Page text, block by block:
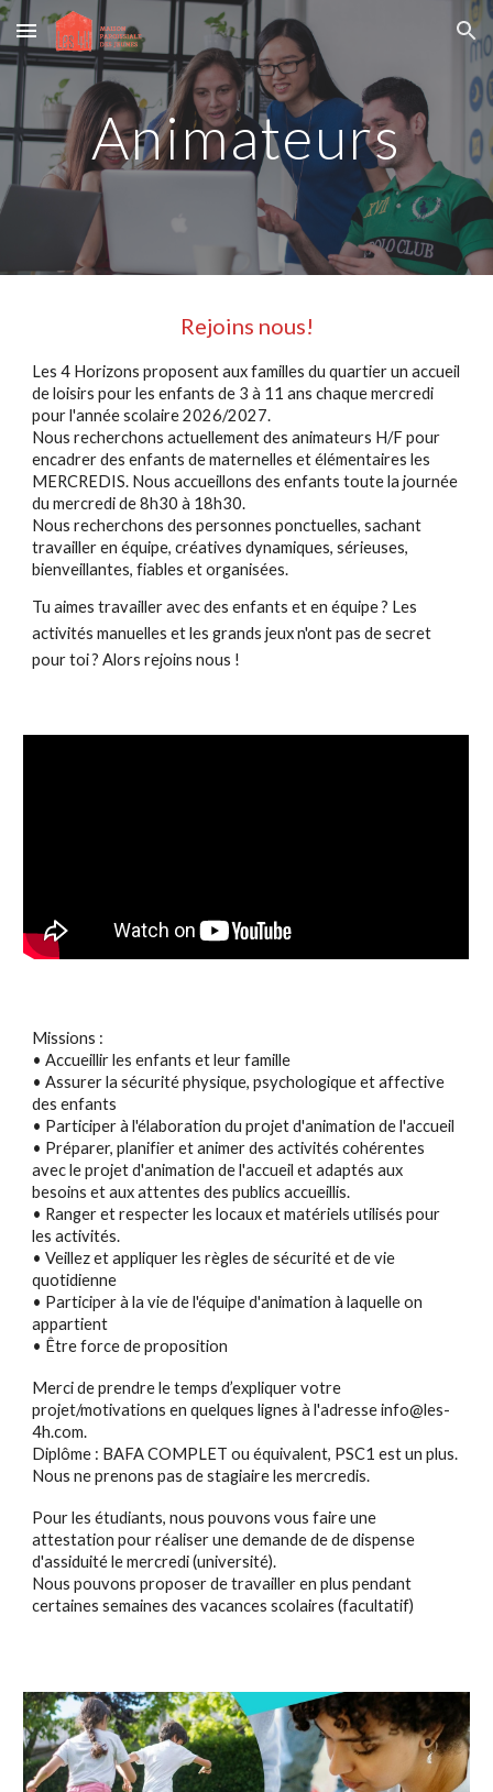
Skip to main content Skip to navigation
Animateurs
Rejoins nous!
Les 4 Horizons proposent aux familles du quartier un accueil
de loisirs pour les enfants de 3 à 11 ans chaque mercredi
pour l'année scolaire 2026/2027.
Nous recherchons actuellement des animateurs H/F pour
encadrer des enfants de maternelles et élémentaires les
MERCREDIS. Nous accueillons des enfants toute la journée
du mercredi de 8h30 à 18h30.
Nous recherchons des personnes ponctuelles, sachant
travailler en équipe, créatives dynamiques, sérieuses,
bienveillantes, fiables et organisées.
Tu aimes travailler avec des enfants et en équipe ? Les
activités manuelles et les grands jeux n'ont pas de secret
pour toi ? Alors rejoins nous !
Missions :
• Accueillir les enfants et leur famille
• Assurer la sécurité physique, psychologique et affective
des enfants
• Participer à l'élaboration du projet d'animation de l'accueil
• Préparer, planifier et animer des activités cohérentes
avec le projet d'animation de l'accueil et adaptés aux
besoins et aux attentes des publics accueillis.
• Ranger et respecter les locaux et matériels utilisés pour
les activités.
• Veillez et appliquer les règles de sécurité et de vie
quotidienne
• Participer à la vie de l'équipe d'animation à laquelle on
appartient
• Être force de proposition
Merci de prendre le temps d’expliquer votre
projet/motivations en quelques lignes à l'adresse info@les-
4h.com.
Diplôme : BAFA COMPLET ou équivalent, PSC1 est un plus.
Nous ne prenons pas de stagiaire les mercredis.
Pour les étudiants, nous pouvons vous faire une
attestation pour réaliser une demande de de dispense
d'assiduité le mercredi (université).
Nous pouvons proposer de travailler en plus pendant
certaines semaines des vacances scolaires (facultatif)